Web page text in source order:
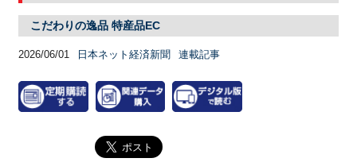
こだわりの逸品 特産品EC
2026/06/01 日本ネット経済新聞 連載記事